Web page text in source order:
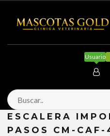
Usuario
Salir
ESCALERA
PASOS CM-CAF-